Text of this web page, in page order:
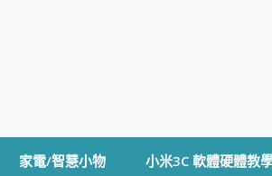
家電/智慧小物 小米3C 軟體硬體教